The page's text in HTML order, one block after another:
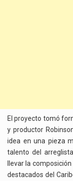
El proyecto tomó
y productor
idea en una pieza
talento del
llevar la
destacados del